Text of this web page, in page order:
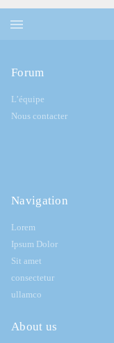
Forum
L’équipe
Nous contacter
Navigation
Lorem
Ipsum Dolor
Sit amet
consectetur
ullamco
About us